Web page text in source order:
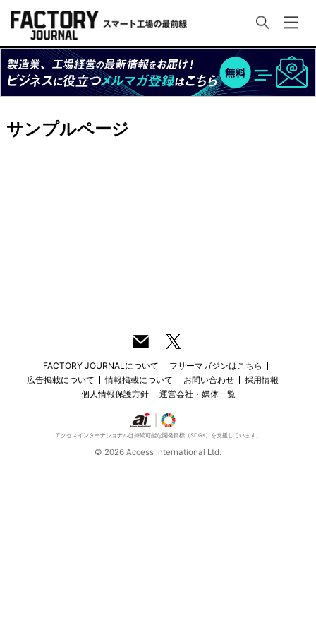
サンプルページ
FACTORY JOURNALについて
フリーマガジンはこちら
広告掲載について
情報掲載について お問い合わせ
採用情報
個人情報保護方針
運営会社・媒体一覧
アクセスインターナショナルは持続可能な開発目標（SDGs）を支援しています。
© 2026 Access International Ltd.